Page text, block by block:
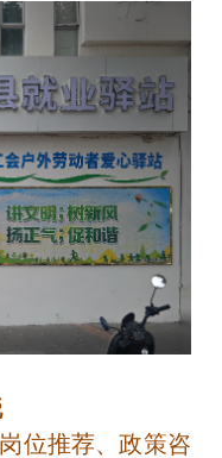
位推荐、政策咨